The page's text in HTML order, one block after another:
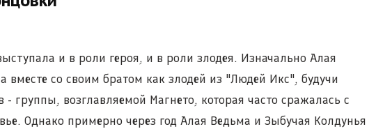
и в роли героя, и в роли злодея. Изначально Алая
вместе со своим братом как злодей из "Людей Икс", будучи
- группы, возглавляемой Магнето, которая часто сражалась с
Однако примерно через год Алая Ведьма и Зыбучая Колдунья